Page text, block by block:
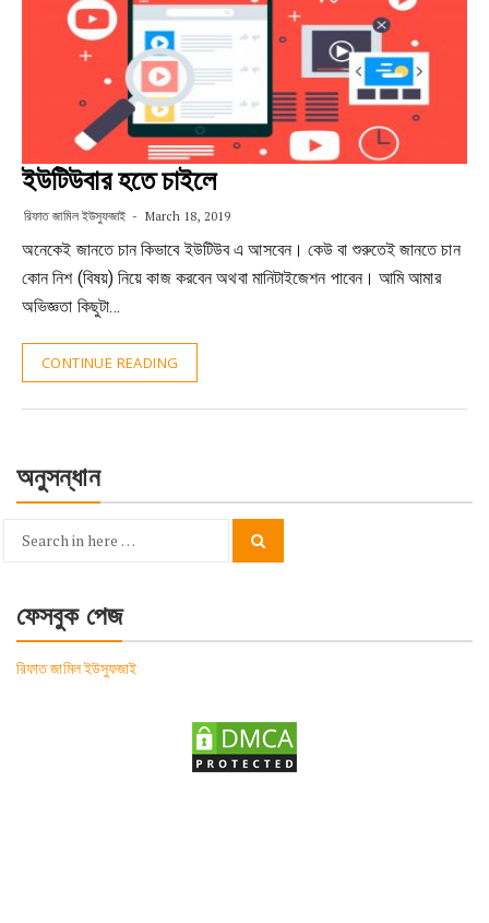
ইউটিউবার হতে চাইলে
রিফাত জামিল ইউসুফজাই March 18, 2019
অনেকেই জানতে চান কিভাবে ইউটিউব এ আসবেন। কেউ বা শুরুতেই জানতে চান
কোন নিশ (বিষয়) নিয়ে কাজ করবেন অথবা মানিটাইজেশন পাবেন। আমি আমার
অভিজ্ঞতা কিছুটা…
CONTINUE READING
অনুসন্ধান
Search
ফেসবুক পেজ
রিফাত জামিল ইউসুফজাই